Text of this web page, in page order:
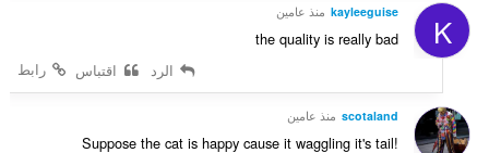
K
kayleeguise منذ عامين
the quality is really bad
رابط
الرد اقتباس
scotaland منذ عامين
Suppose the cat is happy cause it waggling it's tail!